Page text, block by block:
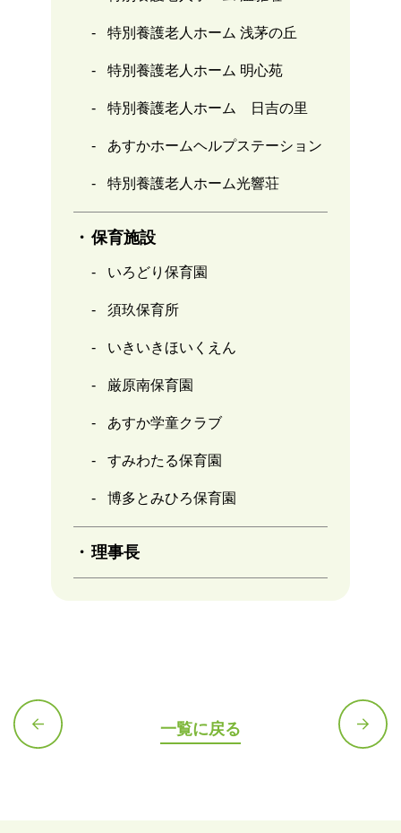
特別養護老人ホーム 浅茅の丘
特別養護老人ホーム 明心苑
特別養護老人ホーム 日吉の里
あすかホームヘルプステーション
特別養護老人ホーム光響荘
保育施設
いろどり保育園
須玖保育所
いきいきほいくえん
厳原南保育園
あすか学童クラブ
すみわたる保育園
博多とみひろ保育園
理事長
一覧に戻る